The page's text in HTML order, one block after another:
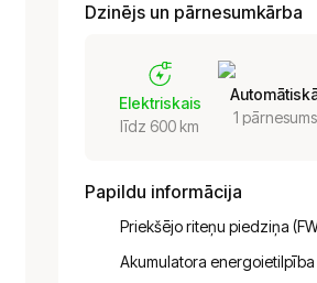
Dzinējs un pārnesumkārba
Elektriskais
līdz 600 km
1 pārnesums
Papildu informācija
Priekšējo riteņu piedziņa
Akumulatora energoietilpība